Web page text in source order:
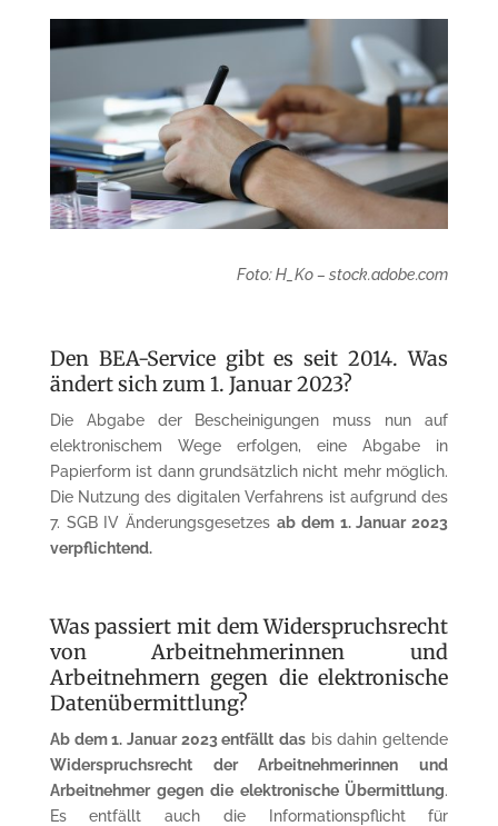
Foto: H_Ko – stock.adobe.com
Den BEA-Service gibt es seit 2014. Was
ändert sich zum 1. Januar 2023?
Die Abgabe der Bescheinigungen muss nun auf
elektronischem Wege erfolgen, eine Abgabe in
Papierform ist dann grundsätzlich nicht mehr möglich.
Die Nutzung des digitalen Verfahrens ist aufgrund des
7. SGB IV Änderungsgesetzes ab dem 1. Januar 2023
verpflichtend.
Was passiert mit dem Wider­spruchs­recht
von Arbeitnehmer­innen und
Arbeitnehmern gegen die elektronische
Datenüber­mittlung?
Ab dem 1. Januar 2023 entfällt das bis dahin geltende
Widerspruchsrecht der Arbeit­nehmerinnen und
Arbeitnehmer gegen die elektronische Übermittlung.
Es entfällt auch die Informationspflicht für